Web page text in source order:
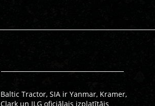
Baltic Tractor, SIA ir Yanmar, Kramer,
Clark un JLG oficiālais izplatītājs